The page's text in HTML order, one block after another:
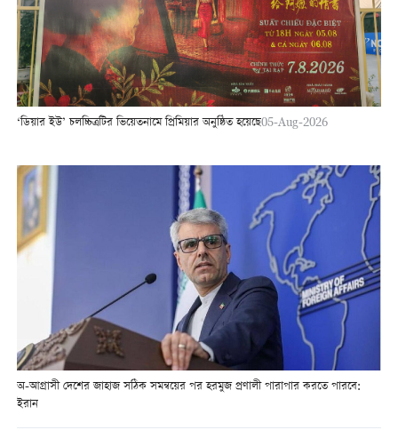
‘ডিয়ার ইউ’ চলচ্চিত্রটির ভিয়েতনামে প্রিমিয়ার অনুষ্ঠিত হয়েছে05-Aug-2026
অ-আগ্রাসী দেশের জাহাজ সঠিক সমন্বয়ের পর হরমুজ প্রণালী পারাপার করতে পারবে:
ইরান